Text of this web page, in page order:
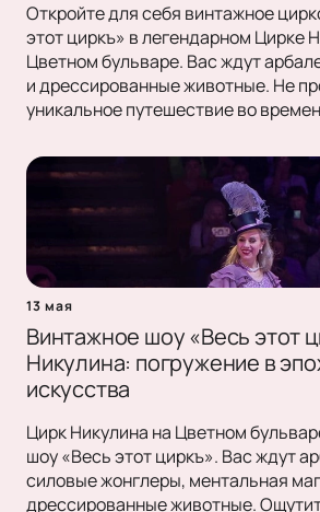
Откройте для себя винтажное
этот циркъ» в легендарном Цирке
Цветном бульваре. Вас ждут
и дрессированные животные. Не
уникальное путешествие во
13 мая
Винтажное шоу «Весь этот
Никулина: погружение в
искусства
Цирк Никулина на Цветном
шоу «Весь этот циркъ». Вас ждут
силовые жонглеры, ментальная
дрессированные животные.